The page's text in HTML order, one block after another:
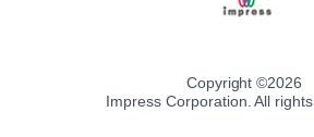
Copyright ©2026
Impress Corporation. All